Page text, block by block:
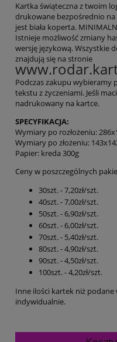
Kartka świąteczna z twoim
drukowane bezpośrednio na
jest biała koperta.
Istnieje możliwość zmiany
wersję językową. Wszystkie
znajdują się na stronie
Podczas zakupu wybieramy
tekstu z życzeniami. Jeśli
nadrukowany na kartce.
SPECYFIKACJA:
Wymiary po rozłożeniu:
Wymiary po złożeniu:
Papier: kreda 300g
Ceny w poszczególnych
30szt. - 7,20zł/szt.
40szt. - 7,00zł/szt.
50szt. - 6,90zł/szt.
60szt. - 6,00zł/szt.
70szt. - 5,40zł/szt.
80szt. - 4,90zł/szt.
90szt. - 4,50zł/szt.
100szt. - 4,20zł/szt.
Inne ilości kartek niż
indywidualnie.